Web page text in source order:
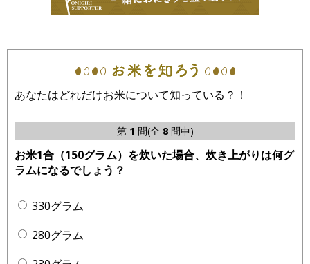
あなたはどれだけお米について知っている？！
第 1 問(全 8問中)
お米1合（150グラム）を炊いた場合、炊き上がりは何グ
ラムになるでしょう？
330グラム
280グラム